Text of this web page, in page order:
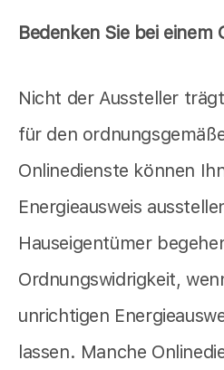
Bedenken Sie bei einem
Nicht der Aussteller
für den
Onlinedienste können
Energieausweis
Hauseigentümer
Ordnungswidrigkeit,
unrichtigen
lassen. Manche